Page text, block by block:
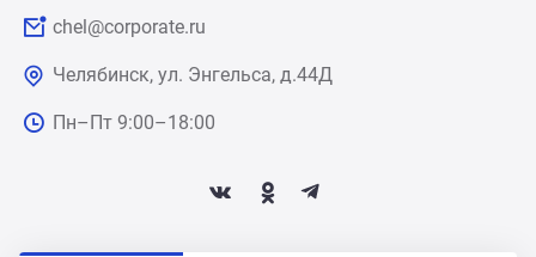
chel@corporate.ru
Челябинск, ул. Энгельса, д.44Д
Пн–Пт 9:00–18:00